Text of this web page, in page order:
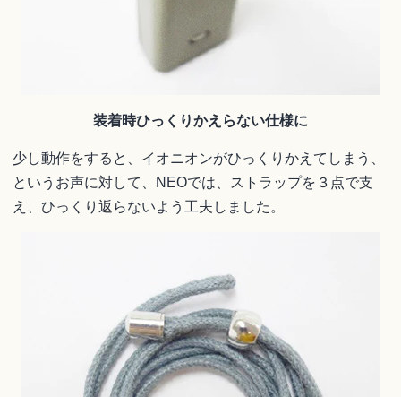
装着時ひっくりかえらない仕様に
少し動作をすると、イオニオンがひっくりかえてしまう、
というお声に対して、NEOでは、ストラップを３点で支
え、ひっくり返らないよう工夫しました。